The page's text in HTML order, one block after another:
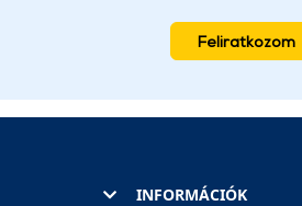
Feliratkozom
INFORMÁCIÓK